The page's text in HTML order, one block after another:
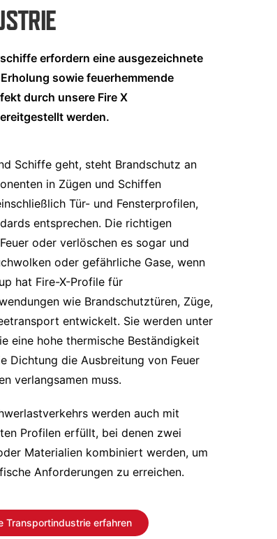
erfordern eine ausgezeichnete
sowie feuerhemmende
durch unsere Fire X
werden.
Schiffe geht, steht Brandschutz an
in Zügen und Schiffen
Tür- und Fensterprofilen,
entsprechen. Die richtigen
oder verlöschen es sogar und
oder gefährliche Gase, wenn
hat Fire-X-Profile für
wie Brandschutztüren, Züge,
entwickelt. Sie werden unter
eine hohe thermische Beständigkeit
Dichtung die Ausbreitung von Feuer
verlangsamen muss.
werden auch mit
Profilen erfüllt, bei denen zwei
Materialien kombiniert werden, um
Anforderungen zu erreichen.
Transportindustrie erfahren